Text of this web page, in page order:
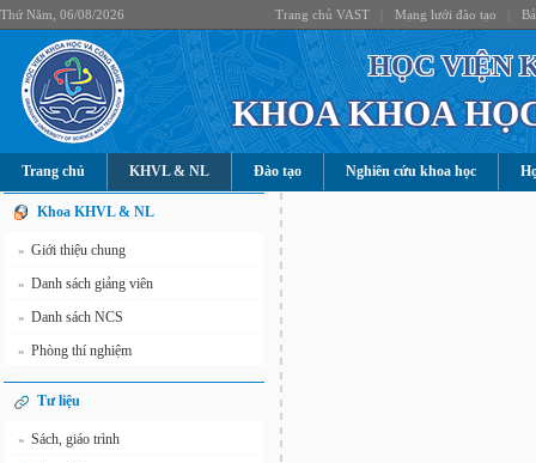
Thứ Năm, 06/08/2026 Trang chủ VAST Mạng lưới đào tạo
HỌC VIỆN
KHOA KHOA
Trang chủ KHVL & NL Đào tạo Nghiên cứu khoa học
Khoa KHVL & NL
» Giới thiệu chung
» Danh sách giảng viên
» Danh sách NCS
» Phòng thí nghiệm
Tư liệu
» Sách, giáo trình